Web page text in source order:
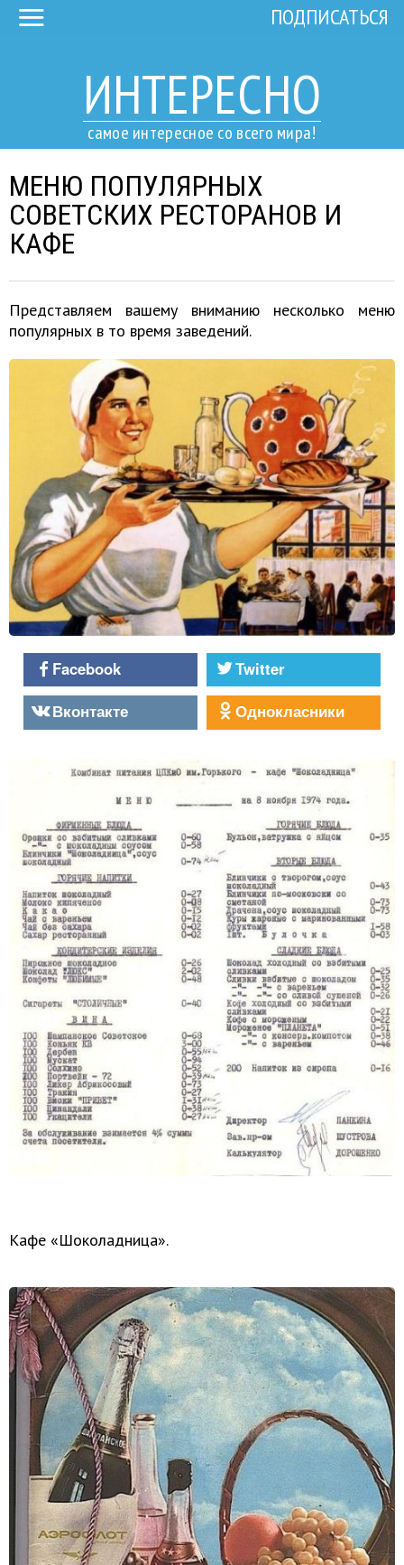
ИНТЕРЕСНО
самое интересное со всего мира!
ПОДПИСАТЬСЯ
МЕНЮ ПОПУЛЯРНЫХ
СОВЕТСКИХ РЕСТОРАНОВ И
КАФЕ
Представляем вашему вниманию несколько меню
популярных в то время заведений.
Facebook
Twitter
Вконтакте
Однокласники
Кафе «Шоколадница».